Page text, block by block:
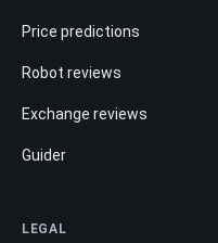
Price predictions
Robot reviews
Exchange reviews
Guider
LEGAL